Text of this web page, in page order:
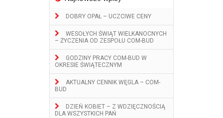
DOBRY OPAŁ – UCZCIWE CENY
WESOŁYCH ŚWIĄT WIELKANOCNYCH
– ŻYCZENIA OD ZESPOŁU COM-BUD
GODZINY PRACY COM-BUD W
OKRESIE ŚWIĄTECZNYM
AKTUALNY CENNIK WĘGLA – COM-
BUD
DZIEŃ KOBIET – Z WDZIĘCZNOŚCIĄ
DLA WSZYSTKICH PAŃ